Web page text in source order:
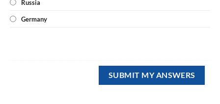
Russia
Germany